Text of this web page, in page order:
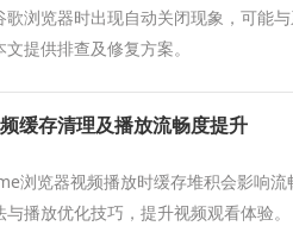
歌浏览器时出现自动关闭现象，可能
文提供排查及修复方案。
缓存清理及播放流畅度提升
浏览器视频播放时缓存堆积会影响
与播放优化技巧，提升视频观看体验。